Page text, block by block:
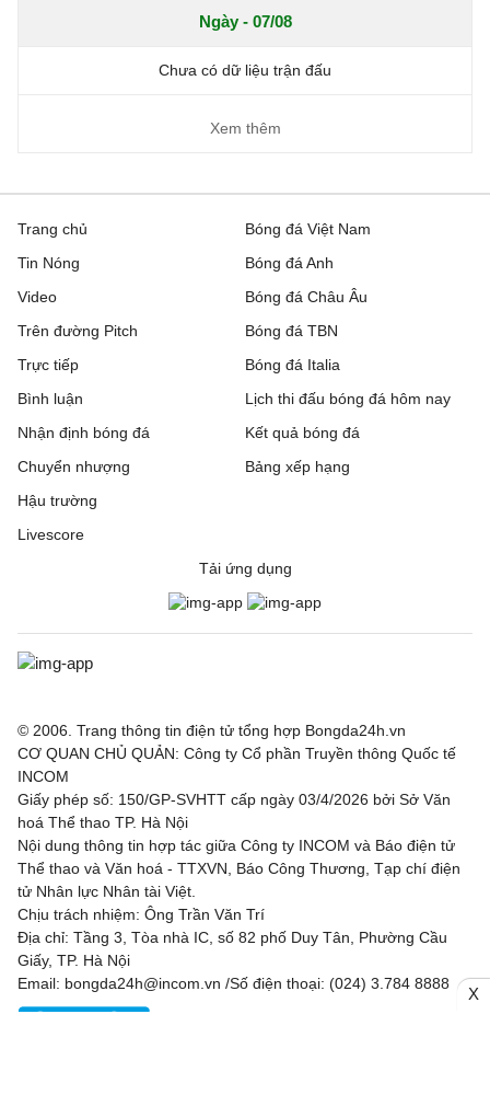
Ngày - 07/08
Chưa có dữ liệu trận đấu
Xem thêm
Trang chủ
Tin Nóng
Video
Trên đường Pitch
Trực tiếp
Bóng đá Việt Nam
Bóng đá Anh
Bóng đá Châu Âu
Bóng đá TBN
Bóng đá Italia
Bình luận
Nhận định bóng đá
Chuyển nhượng
Hậu trường
Livescore
Lịch thi đấu bóng đá hôm nay
Kết quả bóng đá
Bảng xếp hạng
Tải ứng dụng
© 2006. Trang thông tin điện tử tổng hợp Bongda24h.vn
CƠ QUAN CHỦ QUẢN: Công ty Cổ phần Truyền thông Quốc tế
INCOM
Giấy phép số: 150/GP-SVHTT cấp ngày 03/4/2026 bởi Sở Văn
hoá Thể thao TP. Hà Nội
Nội dung thông tin hợp tác giữa Công ty INCOM và Báo điện tử
Thể thao và Văn hoá - TTXVN, Báo Công Thương, Tạp chí điện
tử Nhân lực Nhân tài Việt.
Chịu trách nhiệm: Ông Trần Văn Trí
Địa chỉ: Tầng 3, Tòa nhà IC, số 82 phố Duy Tân, Phường Cầu
Giấy, TP. Hà Nội
Email: bongda24h@incom.vn /Số điện thoại: (024) 3.784 8888
X